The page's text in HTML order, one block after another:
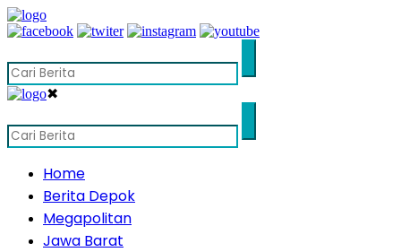
✖
Home
Berita Depok
Megapolitan
Jawa Barat